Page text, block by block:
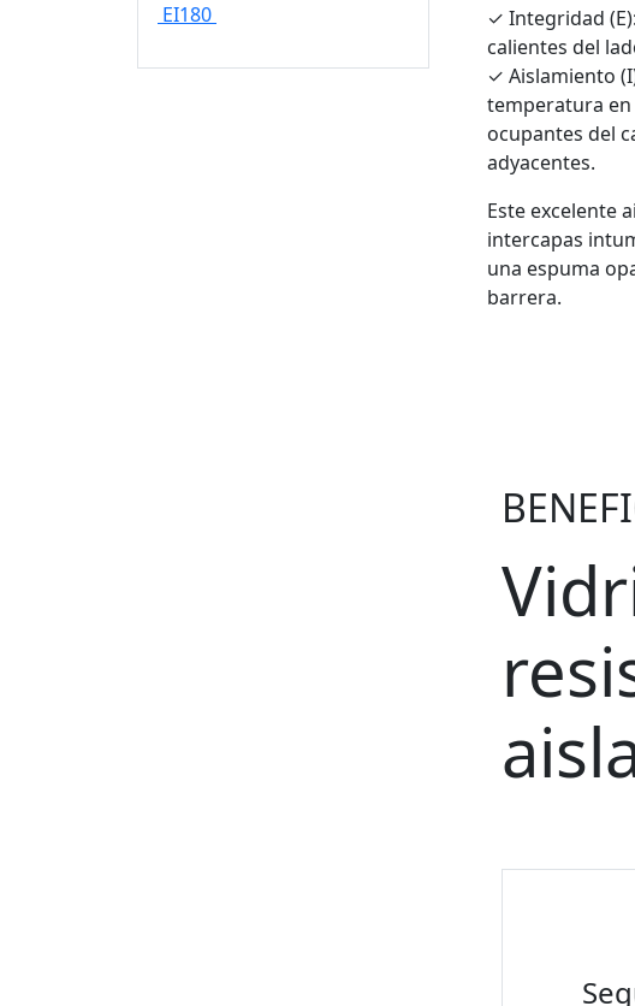
✓ Integridad
calientes del
✓ Aislamiento
temperatura en
ocupantes del
adyacentes.
Este excelente
intercapas
una espuma
barrera.
EI180